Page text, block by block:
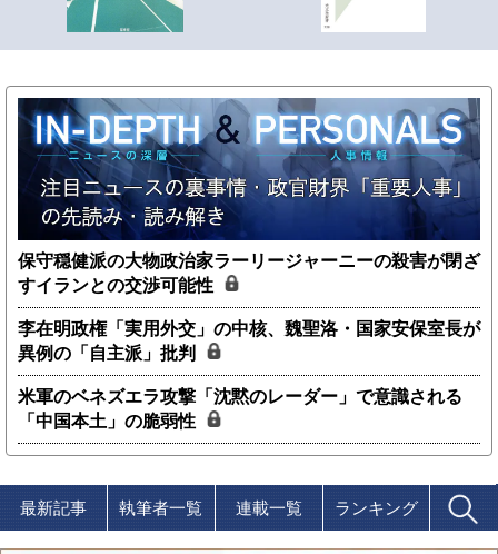
保守穏健派の大物政治家ラーリージャーニーの殺害が閉ざ
すイランとの交渉可能性
李在明政権「実用外交」の中核、魏聖洛・国家安保室長が
異例の「自主派」批判
米軍のベネズエラ攻撃「沈黙のレーダー」で意識される
「中国本土」の脆弱性
最新記事 執筆者一覧 連載一覧 ランキング